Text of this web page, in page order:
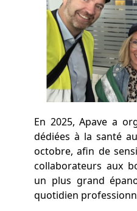
En 2025, Apave a
dédiées à la santé
octobre, afin de
collaborateurs aux
un plus grand
quotidien